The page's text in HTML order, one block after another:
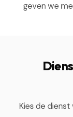
geven we
Kies de